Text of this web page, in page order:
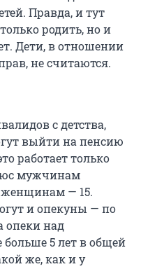
Правда, и тут
родить, но и
Дети, в отношении
не считаются.
с детства,
выйти на пенсию
работает только
мужчинам
женщинам — 15.
и опекуны — по
опеки над
больше 5 лет в общей
же, как и у